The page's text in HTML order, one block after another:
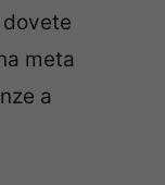
dovete
meta
a